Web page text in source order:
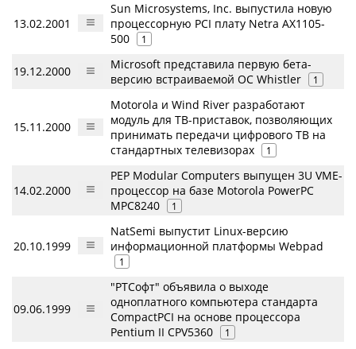
13.02.2001
Sun Microsystems, Inc. выпустила новую
процессорную PCI плату Netra AX1105-
500
1
19.12.2000
Microsoft представила первую бета-
версию встраиваемой ОС Whistler
1
15.11.2000
Motorola и Wind River разработают
модуль для ТВ-приставок, позволяющих
принимать передачи цифрового ТВ на
стандартных телевизорах
1
14.02.2000
PEP Modular Computers выпущен 3U VME-
процессор на базе Motorola PowerPC
MPC8240
1
20.10.1999
NatSemi выпустит Linux-версию
информационной платформы Webpad
1
09.06.1999
"РТСофт" объявила о выходе
одноплатного компьютера стандарта
CompactPCI на основе процессора
Pentium II CPV5360
1